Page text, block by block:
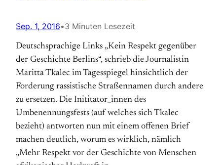
Sep. 1, 2016•3 Minuten Lesezeit
Deutschsprachige Links „Kein Respekt gegenüber
der Geschichte Berlins“, schrieb die Journalistin
Maritta Tkalec im Tagesspiegel hinsichtlich der
Forderung rassistische Straßennamen durch andere
zu ersetzen. Die Inititator_innen des
Umbenennungsfests (auf welches sich Tkalec
bezieht) antworten nun mit einem offenen Brief
machen deutlich, worum es wirklich, nämlich
„Mehr Respekt vor der Geschichte von Menschen